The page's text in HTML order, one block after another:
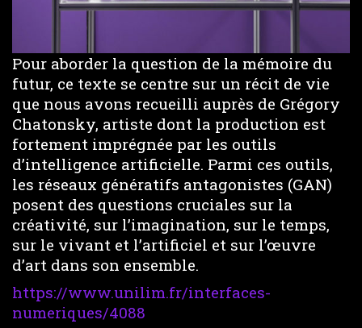
Pour aborder la question de la mémoire du
futur, ce texte se centre sur un récit de vie
que nous avons recueilli auprès de Grégory
Chatonsky, artiste dont la production est
fortement imprégnée par les outils
d’intelligence artificielle. Parmi ces outils,
les réseaux génératifs antagonistes (GAN)
posent des questions cruciales sur la
créativité, sur l’imagination, sur le temps,
sur le vivant et l’artificiel et sur l’œuvre
d’art dans son ensemble.
https://www.unilim.fr/interfaces-
numeriques/4088